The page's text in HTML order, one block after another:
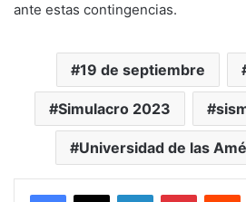
ante estas contingencias.
19 de septiembre
Simulacro 2023
Universidad de las
LinkedInPinterest